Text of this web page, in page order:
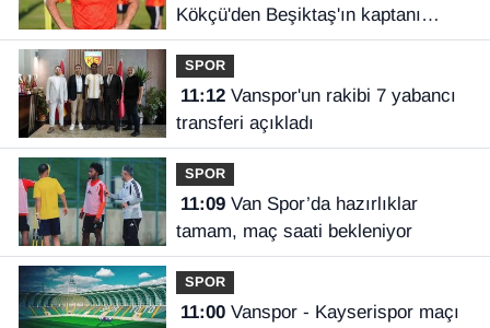
Kökçü'den Beşiktaş'ın kaptanı
kardeşi Orkun'a destek
SPOR
11:12Vanspor'un rakibi 7 yabancı
transferi açıkladı
SPOR
11:09Van Spor’da hazırlıklar
tamam, maç saati bekleniyor
SPOR
11:00Vanspor - Kayserispor maçı